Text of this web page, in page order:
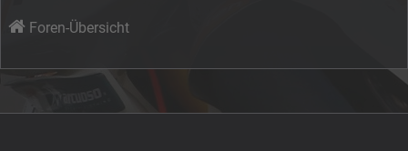
Foren-Übersicht